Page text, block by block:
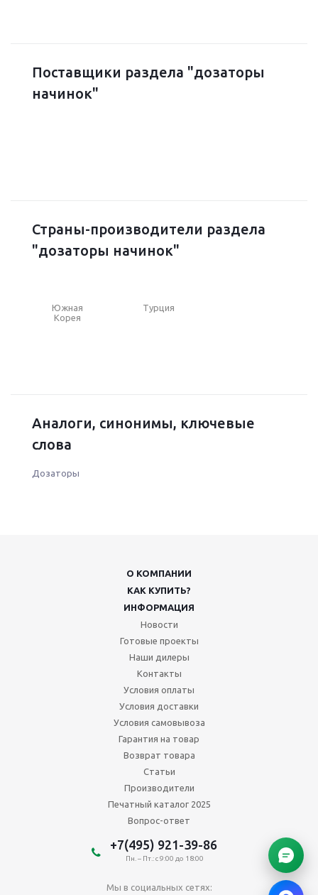
Поставщики раздела "дозаторы
начинок"
Страны-производители раздела
"дозаторы начинок"
Южная
Корея
Турция
Аналоги, синонимы, ключевые
слова
Дозаторы
О КОМПАНИИ
КАК КУПИТЬ?
ИНФОРМАЦИЯ
Новости
Готовые проекты
Наши дилеры
Контакты
Условия оплаты
Условия доставки
Условия самовывоза
Гарантия на товар
Возврат товара
Статьи
Производители
Печатный каталог 2025
Вопрос-ответ
+7(495) 921-39-86
Пн. – Пт.: с 9:00 до 18:00
Мы в социальных сетях: